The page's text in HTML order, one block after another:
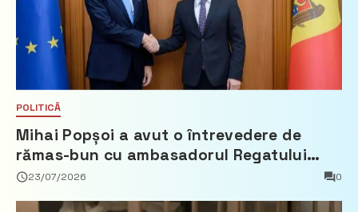
POLITICĂ
Mihai Popșoi a avut o întrevedere de
rămas-bun cu ambasadorul Regatului
Țărilor de Jos, Fred Duijn
23/07/2026 0